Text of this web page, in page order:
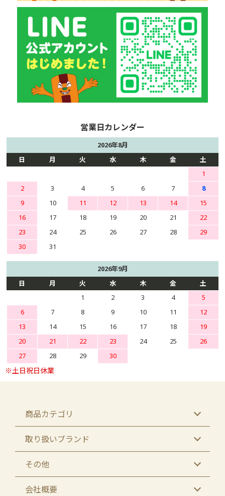
2026年8月
日
月 火 水 木 金
土
1
2
3 4 5 6 7
8
9
10 11 12 13 14
15
16
17 18 19 20 21
22
23
24 25 26 27 28
29
30
31
2026年9月
日
月 火 水 木 金
土
1
2 3 4
5
6
7 8 9 10 11
12
13
14 15 16 17 18
19
20
21 22 23 24 25
26
27
28 29 30
商品カテゴリ
取り扱いブランド
その他
会社概要